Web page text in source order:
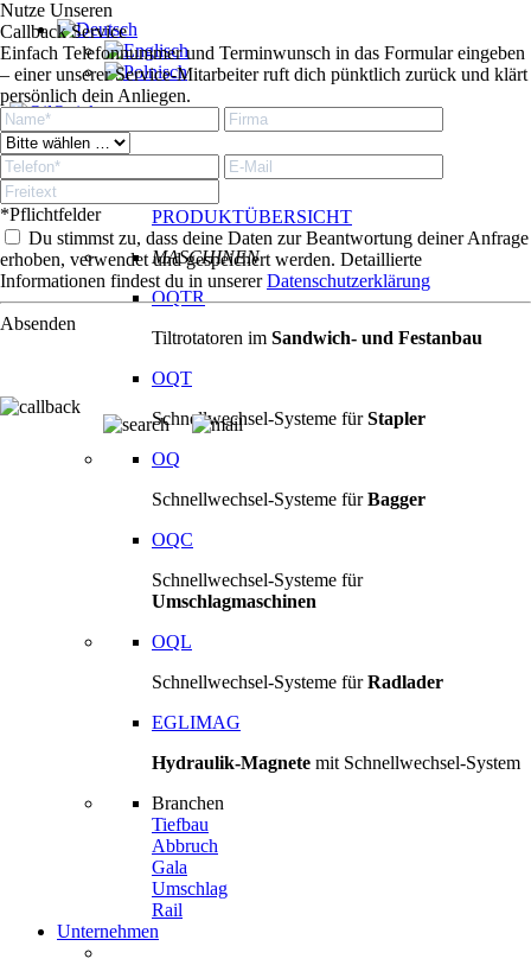
Produkte
PRODUKTÜBERSICHT
MASCHINEN
OQTR
Tiltrotatoren im Sandwich- und Festanbau
OQT
Schnellwechsel-Systeme fürStapler
OQ
Schnellwechsel-Systeme fürBagger
OQC
Schnellwechsel-Systeme für
Umschlagmaschinen
OQL
Schnellwechsel-Systeme fürRadlader
EGLIMAG
Hydraulik-Magnete mit Schnellwechsel-System
Branchen
Tiefbau
Abbruch
Gala
Umschlag
Rail
Unternehmen
Nutze Unseren
Callback Service
Einfach Telefonnummer und Terminwunsch in das Formular eingeben
– einer unserer Service-Mitarbeiter ruft dich pünktlich zurück und klärt
persönlich dein Anliegen.
*Pflichtfelder
Du stimmst zu, dass deine Daten zur Beantwortung deiner Anfrage
erhoben, verwendet und gespeichert werden. Detaillierte
Informationen findest du in unsererDatenschutzerklärung
Absenden